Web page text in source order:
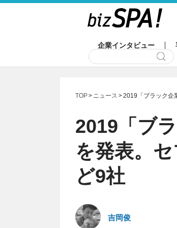
企業インタビュー
TOP ニュース 2019「ブラック企
2019「ブ
を発表。
ど9社
吉岡俊